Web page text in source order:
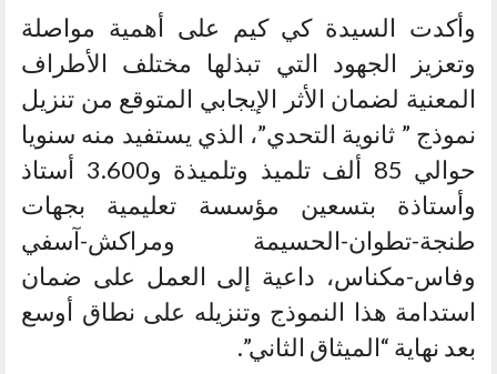
وأكدت السيدة كي كيم على أهمية مواصلة
وتعزيز الجهود التي تبذلها مختلف الأطراف
المعنية لضمان الأثر الإيجابي المتوقع من تنزيل
نموذج ” ثانوية التحدي”، الذي يستفيد منه سنويا
حوالي 85 ألف تلميذ وتلميذة و3.600 أستاذ
وأستاذة بتسعين مؤسسة تعليمية بجهات
طنجة-تطوان-الحسيمة ومراكش-آسفي
وفاس-مكناس، داعية إلى العمل على ضمان
استدامة هذا النموذج وتنزيله على نطاق أوسع
بعد نهاية “الميثاق الثاني”.